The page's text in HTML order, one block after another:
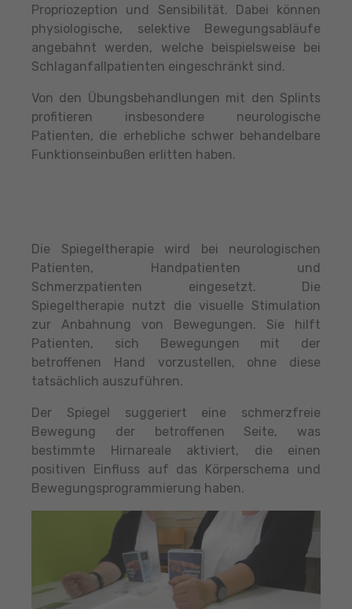
Propriozeption und Sensibilität. Dabei können
physiologische, selektive Bewegungsabläufe
angebahnt werden, welche beispielsweise bei
Schlaganfallpatienten eingeschränkt sind.
Von den Übungsbehandlungen mit den Splints
profitieren insbesondere neurologische
Patienten, die erhebliche schwer behandelbare
Funktionseinbußen erlitten haben.
Die Spiegeltherapie wird bei neurologischen
Patienten, Handpatienten und
Schmerzpatienten eingesetzt. Die
Spiegeltherapie nutzt die visuelle Stimulation
zur Anbahnung von Bewegungen. Sie hilft
Patienten, sich Bewegungen mit der
betroffenen Hand vorzustellen, ohne diese
tatsächlich auszuführen.
Der Spiegel suggeriert eine schmerzfreie
Bewegung der betroffenen Seite, was
bestimmte Hirnareale aktiviert, die einen
positiven Einfluss auf das Körperschema und
Bewegungsprogrammierung haben.